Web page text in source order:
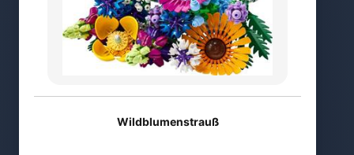
Wildblumenstrauß